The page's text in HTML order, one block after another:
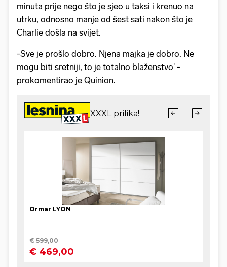
minuta prije nego što je sjeo u taksi i krenuo na
utrku, odnosno manje od šest sati nakon što je
Charlie došla na svijet.
-Sve je prošlo dobro. Njena majka je dobro. Ne
mogu biti sretniji, to je totalno blaženstvo' -
prokomentirao je Quinion.